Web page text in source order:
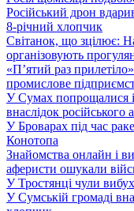
Російський дрон
8-річний хлопчик
Світанок, що зцілює:
організовують
«П’ятий раз
промислове
У Сумах попрощалися
внаслідок російського
У Броварах під час
Конотопа
Знайомства онлайн і
аферисти ошукали
У Тростянці чули вибух
У Сумській громаді